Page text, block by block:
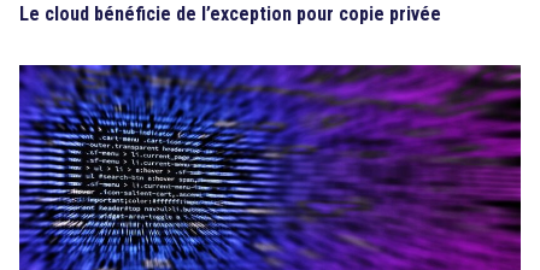
Le cloud bénéficie de l’exception pour copie privée